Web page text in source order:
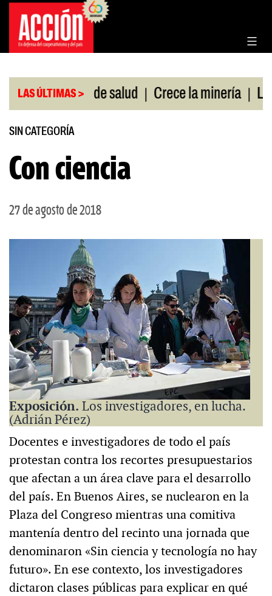
Saltar
contenido
LAS ÚLTIMAS >
cobertura de salud | Crece la minería | La
SIN CATEGORÍA
Con ciencia
27 de agosto de 2018
Exposición. Los investigadores, en lucha.
(Adrián Pérez)
Docentes e investigadores de todo el país
protestan contra los recortes presupuestarios
que afectan a un área clave para el desarrollo
del país. En Buenos Aires, se nuclearon en la
Plaza del Congreso mientras una comitiva
mantenía dentro del recinto una jornada que
denominaron «Sin ciencia y tecnología no hay
futuro». En ese contexto, los investigadores
dictaron clases públicas para explicar en qué